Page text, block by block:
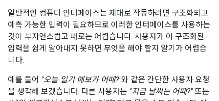
일반적인 컴퓨터 인터페이스는 제대로 작동하려면 구조화되고
예측 가능한 입력이 필요하므로 이러한 인터페이스를 사용하는
것이 부자연스럽고 때로는 어렵습니다. 사용자가 이 구조화된
입력을 쉽게 알아내지 못하면 무엇을 해야 할지 알기가 어렵습
니다.
예를 들어 "오늘 일기 예보가 어때?"와 같은 간단한 사용자 요청
을 생각해 보겠습니다. 다른 사용자는 "지금 날씨는 어때?"또는